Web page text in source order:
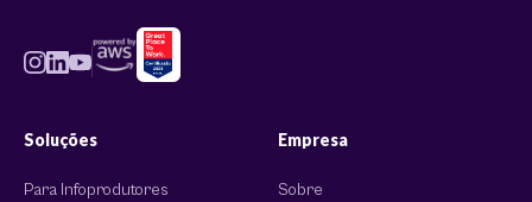
Soluções
Para Infoprodutores
Empresa
Sobre